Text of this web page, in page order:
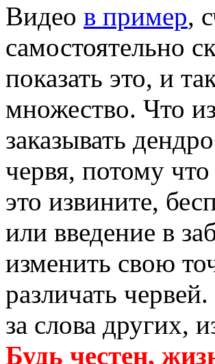
Видео в пример,
самостоятельно
показать это, и
множество. Что
заказывать
червя, потому
это извините,
или введение в
изменить свою
различать
за слова других,
Будь честен,